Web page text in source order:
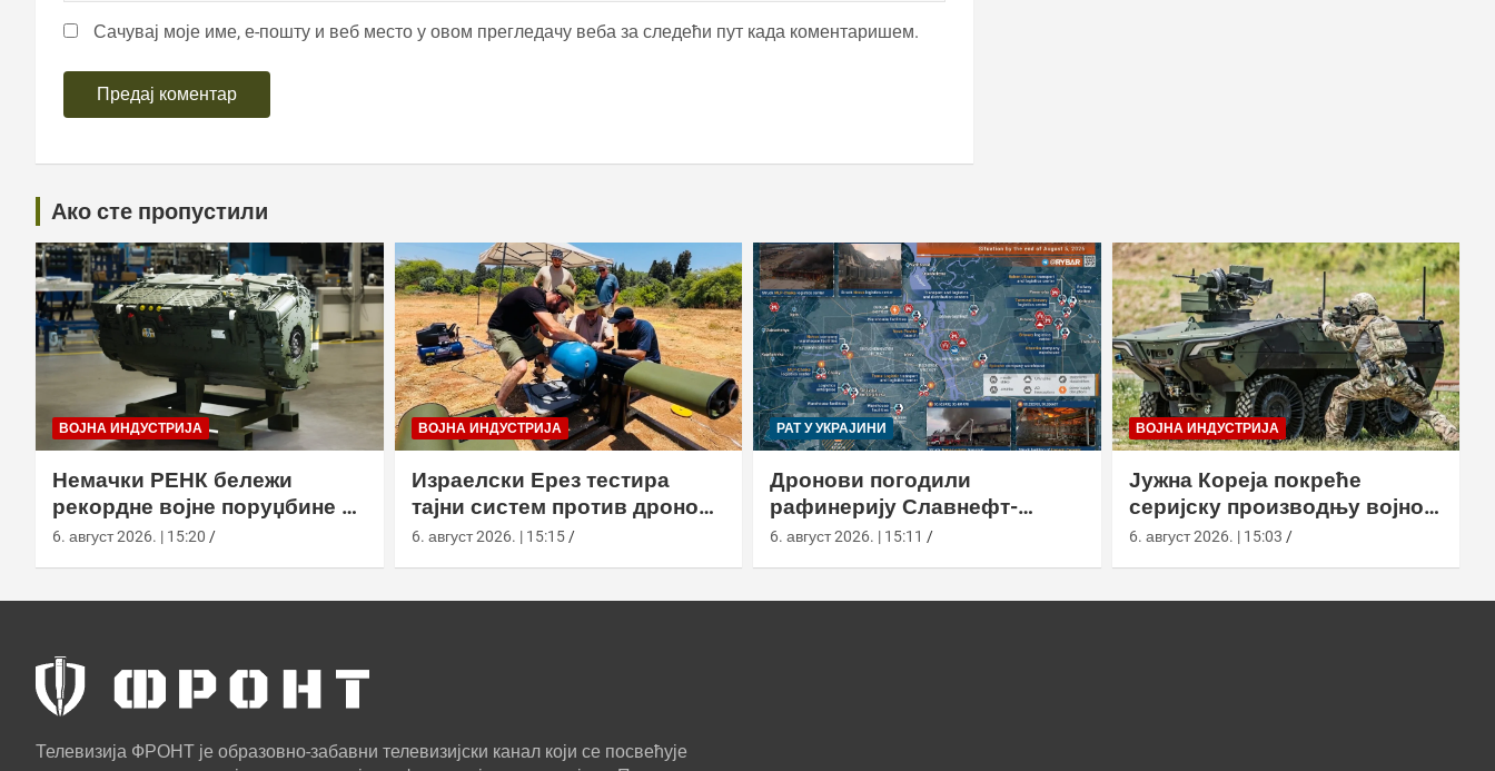
Сачувај моје име, е-пошту и веб место у овом прегледачу веба за следећи пут када коментаришем.
Ако сте пропустили
ВОЈНА ИНДУСТРИЈА
Немачки РЕНК бележи
рекордне војне поруџбине у
2026. години
6. август 2026. | 15:20
ВОЈНА ИНДУСТРИЈА
Израелски Ерез тестира
тајни систем против дронова
са капсулом и лансером
6. август 2026. | 15:15
РАТ У УКРАЈИНИ
Дронови погодили
рафинерију Славнефт-
ЈАНОС у Јарослављу
6. август 2026. | 15:11
ВОЈНА ИНДУСТРИЈА
Јужна Кореја покреће
серијску производњу војног
робота Арион-СМЕТ
6. август 2026. | 15:03
Телевизија ФРОНТ је образовно-забавни телевизијски канал који се посвећује